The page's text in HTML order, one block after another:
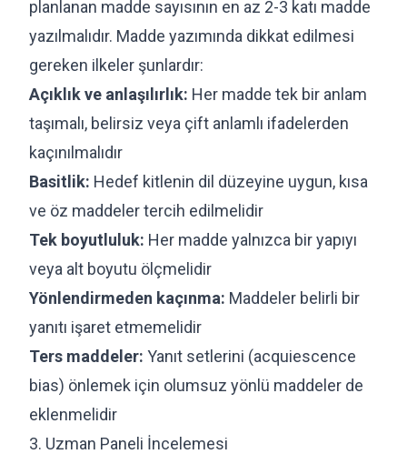
planlanan madde sayısının en az 2-3 katı madde
yazılmalıdır. Madde yazımında dikkat edilmesi
gereken ilkeler şunlardır:
Açıklık ve anlaşılırlık: Her madde tek bir anlam
taşımalı, belirsiz veya çift anlamlı ifadelerden
kaçınılmalıdır
Basitlik: Hedef kitlenin dil düzeyine uygun, kısa
ve öz maddeler tercih edilmelidir
Tek boyutluluk: Her madde yalnızca bir yapıyı
veya alt boyutu ölçmelidir
Yönlendirmeden kaçınma: Maddeler belirli bir
yanıtı işaret etmemelidir
Ters maddeler: Yanıt setlerini (acquiescence
bias) önlemek için olumsuz yönlü maddeler de
eklenmelidir
3. Uzman Paneli İncelemesi